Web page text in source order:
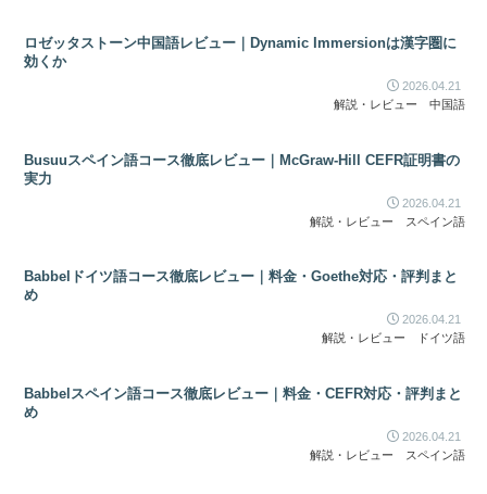
ロゼッタストーン中国語レビュー｜Dynamic Immersionは漢字圏に
効くか
2026.04.21
解説・レビュー
中国語
Busuuスペイン語コース徹底レビュー｜McGraw-Hill CEFR証明書の
実力
2026.04.21
解説・レビュー
スペイン語
Babbelドイツ語コース徹底レビュー｜料金・Goethe対応・評判まと
め
2026.04.21
解説・レビュー
ドイツ語
Babbelスペイン語コース徹底レビュー｜料金・CEFR対応・評判まと
め
2026.04.21
解説・レビュー
スペイン語